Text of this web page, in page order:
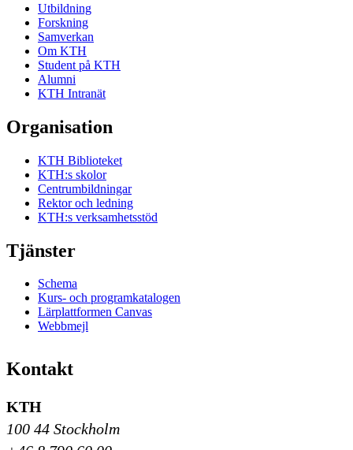
Utbildning
Forskning
Samverkan
Om KTH
Student på KTH
Alumni
KTH Intranät
Organisation
KTH Biblioteket
KTH:s skolor
Centrumbildningar
Rektor och ledning
KTH:s verksamhetsstöd
Tjänster
Schema
Kurs- och programkatalogen
Lärplattformen Canvas
Webbmejl
Kontakt
KTH
100 44 Stockholm